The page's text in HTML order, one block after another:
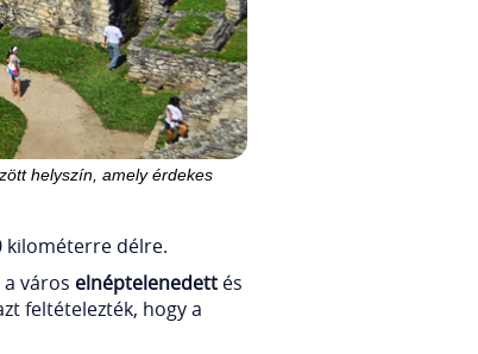
helyszín, amely érdekes
kilométerre délre.
város elnéptelenedett és
feltételezték, hogy a